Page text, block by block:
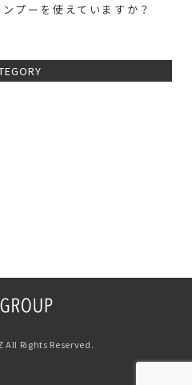
プーを使えていますか？
All Rights Reserved.